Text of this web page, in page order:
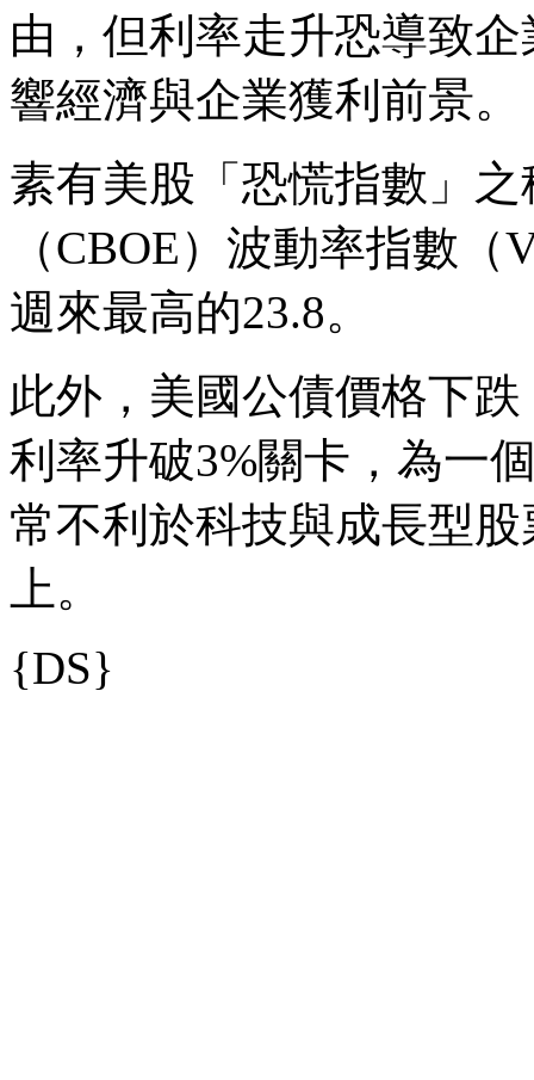
由，但利率走升恐導致
響經濟與企業獲利前景。
素有美股「恐慌指數」
（CBOE）波動率指數
週來最高的23.8。
此外，美國公債價格下
利率升破3%關卡，為一
常不利於科技與成長型
上。
{DS}